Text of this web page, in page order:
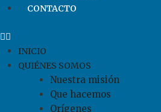
CONTACTO
INICIO
QUIÉNES SOMOS
Nuestra misión
Que hacemos
Orígenes